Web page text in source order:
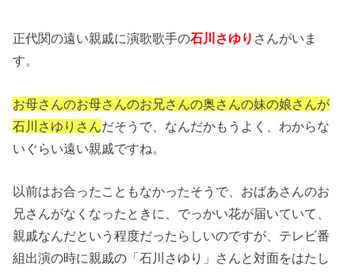
正代関の遠い親戚に演歌歌手の石川さゆり さんがいま
す。
お母さんのお母さんのお兄さんの奥さんの妹の娘さんが
石川さゆりさんだそうで、なんだかもうよく、わからな
いぐらい遠い親戚ですね。
以前はお合ったこともなかったそうで、おばあさんのお
兄さんがなくなったときに、でっかい花が届いていて、
親戚なんだという程度だったらしいのですが、テレビ番
組出演の時に親戚の「石川さゆり」さんと対面をはたし